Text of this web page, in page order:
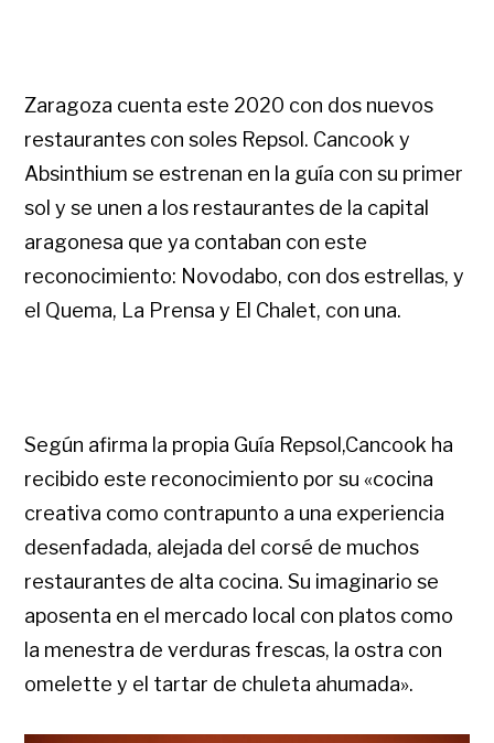
Zaragoza cuenta este 2020 con dos nuevos
restaurantes con soles Repsol. Cancook y
Absinthium se estrenan en la guía con su primer
sol y se unen a los restaurantes de la capital
aragonesa que ya contaban con este
reconocimiento: Novodabo, con dos estrellas, y
el Quema, La Prensa y El Chalet, con una.
Según afirma la propia Guía Repsol,Cancook ha
recibido este reconocimiento por su «cocina
creativa como contrapunto a una experiencia
desenfadada, alejada del corsé de muchos
restaurantes de alta cocina. Su imaginario se
aposenta en el mercado local con platos como
la menestra de verduras frescas, la ostra con
omelette y el tartar de chuleta ahumada».